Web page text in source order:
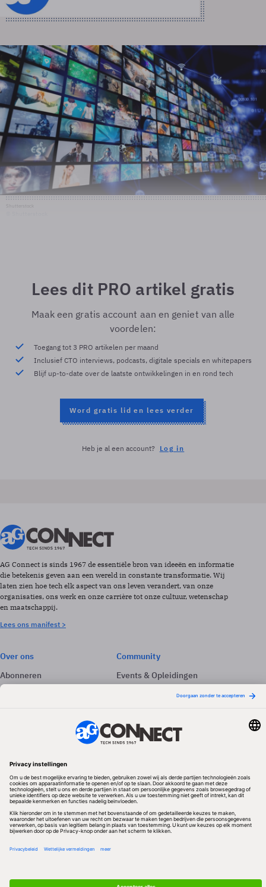
Lees dit PRO artikel gratis
Maak een gratis account aan en geniet van alle
voordelen:
Toegang tot 3 PRO artikelen per maand
Inclusief CTO interviews, podcasts, digitale specials en whitepapers
Blijf up-to-date over de laatste ontwikkelingen in en rond tech
Word gratis lid en lees verder
Heb je al een account? Log in
AG Connect is sinds 1967 de essentiële bron van ideeën en informatie
die betekenis geven aan een wereld in constante transformatie. Wij
laten zien hoe tech elk aspect van ons leven verandert, van onze
organisaties, ons werk en onze carrière tot onze cultuur, wetenschap
en maatschappij.
Lees ons manifest >
Over ons
Abonneren
Adverteren
Community
Events & Opleidingen
Volg ons
Redactionele partner
Algemene Voorwaarden & Copyrights